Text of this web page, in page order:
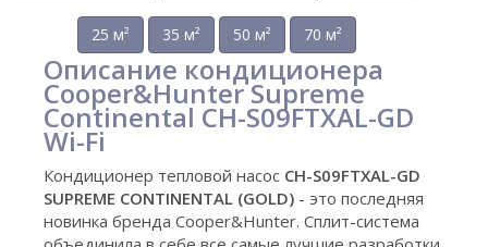
25 м² 35 м² 50 м² 70 м²
Описание кондиционера
Cooper&Hunter Supreme
Continental CH-S09FTXAL-GD
Wi-Fi
Кондиционер тепловой насос CH-S09FTXAL-GD
SUPREME CONTINENTAL (GOLD) - это последняя
новинка бренда Cooper&Hunter. Сплит-система